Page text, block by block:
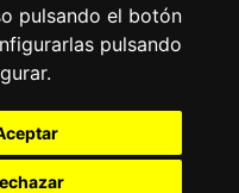
pulsando el botón
pulsando